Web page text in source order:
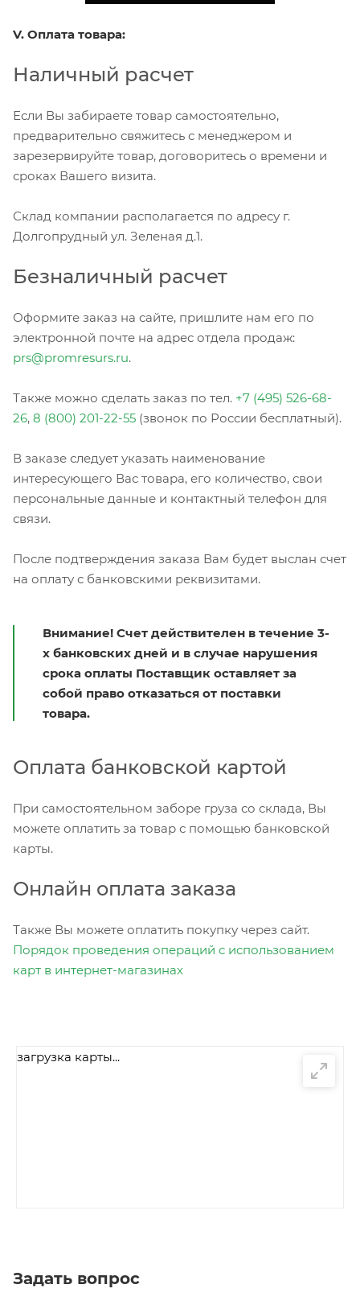
V. Оплата товара:
Наличный расчет
Если Вы забираете товар самостоятельно,
предварительно свяжитесь с менеджером и
зарезервируйте товар, договоритесь о времени и
сроках Вашего визита.
Склад компании располагается по адресу г.
Долгопрудный ул. Зеленая д.1.
Безналичный расчет
Оформите заказ на сайте, пришлите нам его по
электронной почте на адрес отдела продаж:
prs@promresurs.ru.
Также можно сделать заказ по тел. +7 (495) 526-68-
26, 8 (800) 201-22-55 (звонок по России бесплатный).
В заказе следует указать наименование
интересующего Вас товара, его количество, свои
персональные данные и контактный телефон для
связи.
После подтверждения заказа Вам будет выслан счет
на оплату с банковскими реквизитами.
Внимание! Счет действителен в течение 3-
х банковских дней и в случае нарушения
срока оплаты Поставщик оставляет за
собой право отказаться от поставки
товара.
Оплата банковской картой
При самостоятельном заборе груза со склада, Вы
можете оплатить за товар с помощью банковской
карты.
Онлайн оплата заказа
Также Вы можете оплатить покупку через сайт.
Порядок проведения операций с использованием
карт в интернет-магазинах
загрузка карты...
Задать вопрос